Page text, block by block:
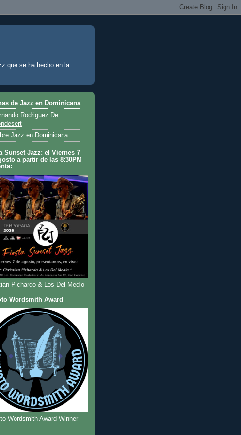
que se ha hecho en la
de Jazz en Dominicana
Rodriguez De
Jazz en Dominicana
Sunset Jazz: el Viernes 7
a partir de las 8:30PM
Pichardo & Los Del Medio
Wordsmith Award
Wordsmith Award Winner